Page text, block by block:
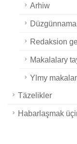
Arhiw
Düzgünnama
Redaksion
Makalalary
Ylmy
Täzelikler
Habarlaşmak